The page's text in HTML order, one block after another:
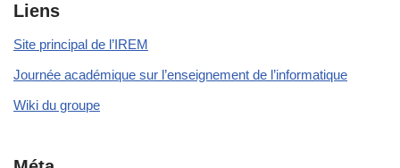
Liens
Site principal de l’IREM
Journée académique sur l’enseignement de l’informatique
Wiki du groupe